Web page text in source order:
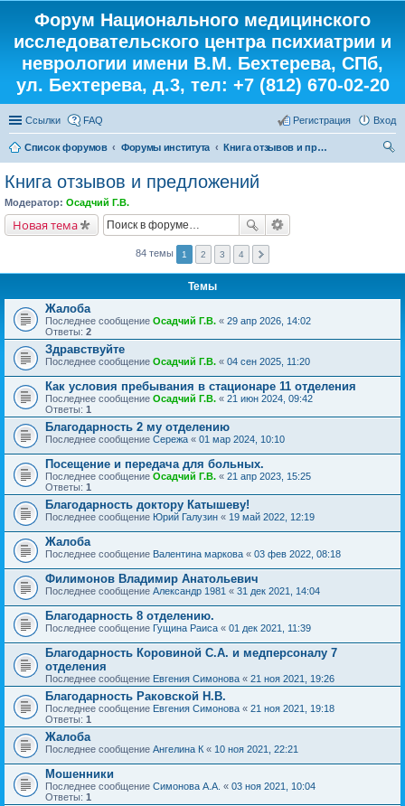
Форум Национального медицинского
исследовательского центра психиатрии и
неврологии имени В.М. Бехтерева, СПб,
ул. Бехтерева, д.3, тел: +7 (812) 670-02-20
Ссылки FAQ Вход
Регистрация
Список форумов Форумы института
Книга отзывов и предложений
Книга отзывов и предложений
Модератор: Осадчий Г.В.
Новая тема
84 темы 1 2 3 4
Темы
Жалоба
Последнее сообщение Осадчий Г.В. « 29 апр 2026, 14:02
Ответы: 2
Здравствуйте
Последнее сообщение Осадчий Г.В. « 04 сен 2025, 11:20
Как условия пребывания в стационаре 11 отделения
Последнее сообщение Осадчий Г.В. « 21 июн 2024, 09:42
Ответы: 1
Благодарность 2 му отделению
Последнее сообщение Сережа « 01 мар 2024, 10:10
Посещение и передача для больных.
Последнее сообщение Осадчий Г.В. « 21 апр 2023, 15:25
Ответы: 1
Благодарность доктору Катышеву!
Последнее сообщение Юрий Галузин « 19 май 2022, 12:19
Жалоба
Последнее сообщение Валентина маркова « 03 фев 2022, 08:18
Филимонов Владимир Анатольевич
Последнее сообщение Александр 1981 « 31 дек 2021, 14:04
Благодарность 8 отделению.
Последнее сообщение Гущина Раиса « 01 дек 2021, 11:39
Благодарность Коровиной С.А. и медперсоналу 7
отделения
Последнее сообщение Евгения Симонова « 21 ноя 2021, 19:26
Благодарность Раковской Н.В.
Последнее сообщение Евгения Симонова « 21 ноя 2021, 19:18
Ответы: 1
Жалоба
Последнее сообщение Ангелина К « 10 ноя 2021, 22:21
Мошенники
Последнее сообщение Симонова А.А. « 03 ноя 2021, 10:04
Ответы: 1